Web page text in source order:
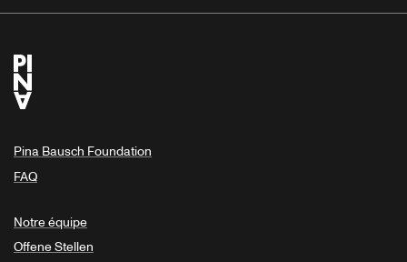
Pina Bausch Foundation
FAQ
Notre équipe
Offene Stellen